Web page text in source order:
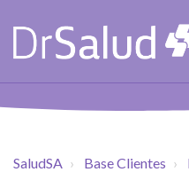
SaludSA Base Clientes